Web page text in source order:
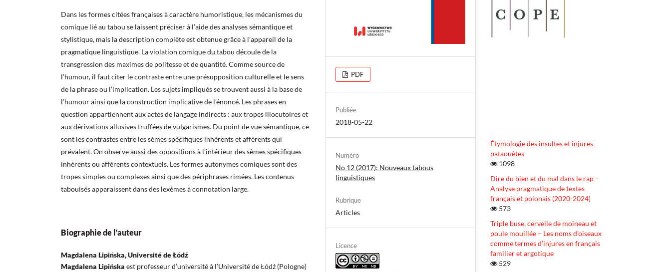
Dans les formes citées françaises à caractère humoristique, les mécanismes du
comique lié au tabou se laissent préciser à l’aide des analyses sémantique et
stylistique, mais la description complète est obtenue grâce à l’appareil de la
pragmatique linguistique. La violation comique du tabou découle de la
transgression des maximes de politesse et de quantité. Comme source de
l’humour, il faut citer le contraste entre une présupposition culturelle et le sens
de la phrase ou l’implication. Les sujets impliqués se trouvent aussi à la base de
l’humour ainsi que la construction implicative de l’énoncé. Les phrases en
question appartiennent aux actes de langage indirects : aux tropes illocutoires et
aux dérivations allusives truffées de vulgarismes. Du point de vue sémantique, ce
sont les contrastes entre les sèmes spécifiques inhérents et afférents qui
prévalent. On observe aussi des oppositions à l’intérieur des sèmes spécifiques
inhérents ou afférents contextuels. Les formes autonymes comiques sont des
tropes simples ou complexes ainsi que des périphrases rimées. Les contenus
tabouisés apparaissent dans des lexèmes à connotation large.
Biographie de l'auteur
Magdalena Lipińska, Université de Łódź
Magdalena Lipińska est professeur d’université à l’Université de Łódź (Pologne)
PDF
Publiée
2018-05-22
Numéro
No 12 (2017): Nouveaux tabous
linguistiques
Rubrique
Articles
Licence
Étymologie des insultes et injures
pataouètes
1098
Dire du bien et du mal dans le rap –
Analyse pragmatique de textes
français et polonais (2020-2024)
573
Triple buse, cervelle de moineau et
poule mouillée – Les noms d’oiseaux
comme termes d’injures en français
familier et argotique
529